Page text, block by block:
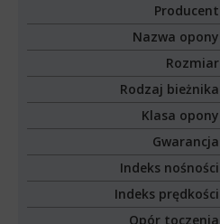
Producent
Nazwa opony
Rozmiar
Rodzaj bieżnika
Klasa opony
Gwarancja
Indeks nośności
Indeks prędkości
Opór toczenia